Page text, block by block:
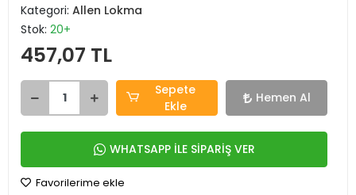
Kategori: Allen Lokma
Stok: 20+
457,07 TL
Sepete
Ekle
Hemen Al
WHATSAPP İLE SİPARİŞ VER
Favorilerime ekle